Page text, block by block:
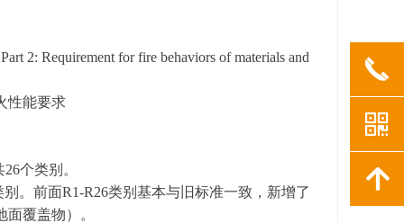
2: Requirement for fire behaviors of materials and
性能要求
个类别。
。前面R1-R26类别基本与旧标准一致，新增了
覆盖物）。
끅
낃
녕